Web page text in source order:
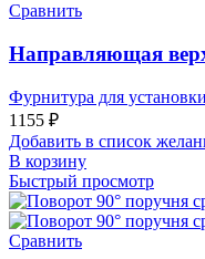
Сравнить
Направляющая
Фурнитура для
1155 ₽
Добавить в список
В корзину
Быстрый просмотр
Сравнить